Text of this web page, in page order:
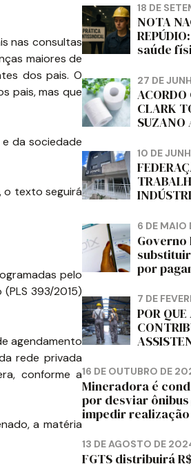
nas consultas
maiores de
dos pais. O
pais, mas que
da sociedade
o texto seguirá
pelo
393/2015)
agendamento
rede privada
conforme a
a matéria
18 DE
NOTA
REPÚDIO: Em defesa da
saúde
da
27 DE
ACORDO
CLARK
SUZANO
DIZ
10 DE
CORTIÇA
DE
PARANÁ
6 DE MAIO
Governo
por
7 DE
POR QUE
16 DE OUTUBRO DE
Mineradora é
por desviar
impedir
13 DE AGOSTO DE
FGTS distribuirá